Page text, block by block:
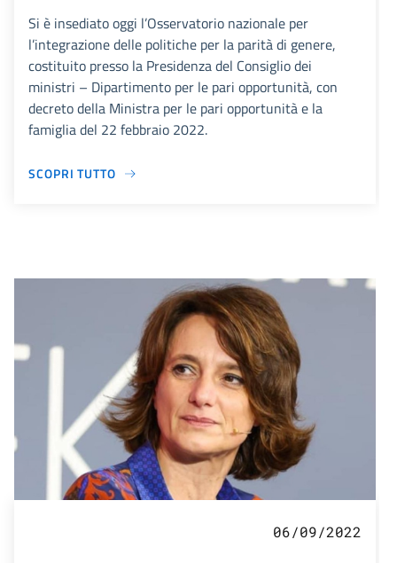
Si è insediato oggi l’Osservatorio nazionale per
l’integrazione delle politiche per la parità di genere,
costituito presso la Presidenza del Consiglio dei
ministri – Dipartimento per le pari opportunità, con
decreto della Ministra per le pari opportunità e la
famiglia del 22 febbraio 2022.
SCOPRI TUTTO
06/09/2022